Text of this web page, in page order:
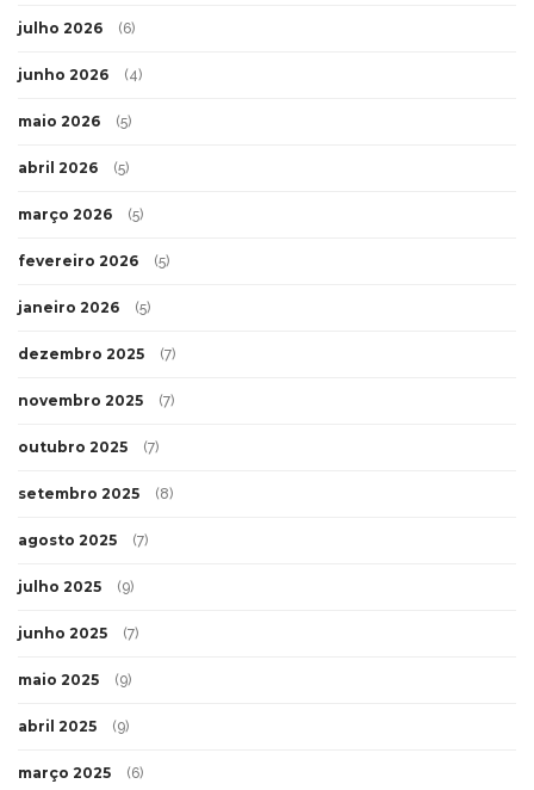
julho 2026 (6)
junho 2026 (4)
maio 2026 (5)
abril 2026 (5)
março 2026 (5)
fevereiro 2026 (5)
janeiro 2026 (5)
dezembro 2025 (7)
novembro 2025 (7)
outubro 2025 (7)
setembro 2025 (8)
agosto 2025 (7)
julho 2025 (9)
junho 2025 (7)
maio 2025 (9)
abril 2025 (9)
março 2025 (6)